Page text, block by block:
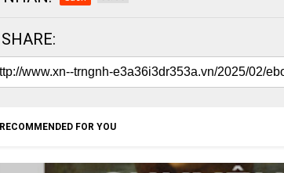
SHARE:
RECOMMENDED FOR YOU